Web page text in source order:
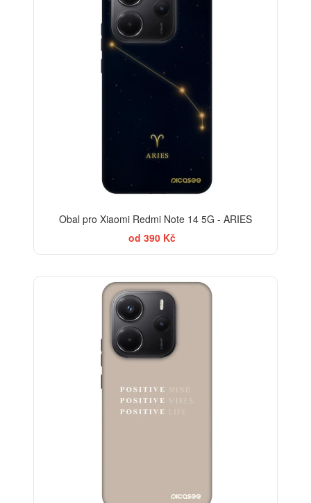
Obal pro Xiaomi Redmi Note 14 5G - ARIES
od 390 Kč